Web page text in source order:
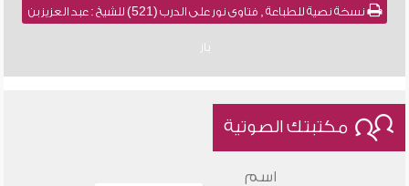
نسخة نصية للطباعة , فتاوى نور على الدرب (521) للشيخ : عبد العزيز بن
باز
مكتبتك الصوتية
اسم